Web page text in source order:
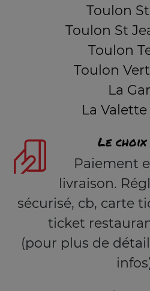
Toulon
Toulon St
Toulon
Toulon
La
La
Le choix
Paiement
livraison.
sécurisé, cb, carte
ticket
(pour plus de